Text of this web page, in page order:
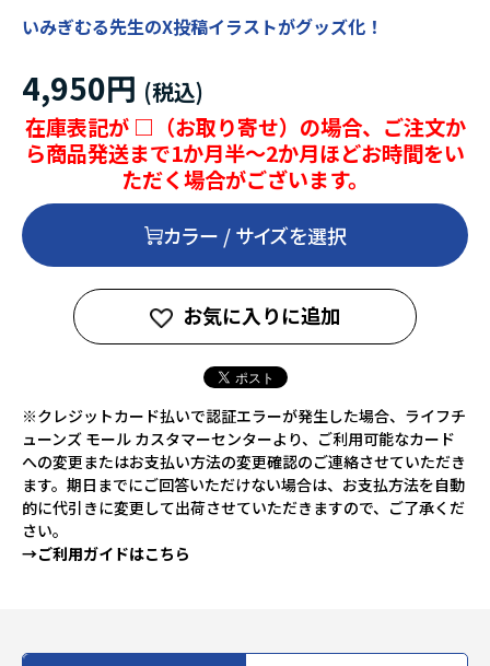
いみぎむる先生のX投稿イラストがグッズ化！
4,950円
在庫表記が □（お取り寄せ）の場合、ご注文か
ら商品発送まで1か月半～2か月ほどお時間をい
ただく場合がございます。
カラー / サイズを選択
お気に入りに追加
※クレジットカード払いで認証エラーが発生した場合、ライフチ
ューンズ モール カスタマーセンターより、ご利用可能なカード
への変更またはお支払い方法の変更確認のご連絡させていただき
ます。期日までにご回答いただけない場合は、お支払方法を自動
的に代引きに変更して出荷させていただきますので、ご了承くだ
さい。
→ご利用ガイドはこちら